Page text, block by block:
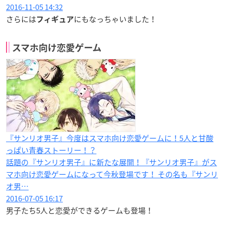
2016-11-05 14:32
さらには フィギュア にもなっちゃいました！
スマホ向け恋愛ゲーム
『サンリオ男子』今度はスマホ向け恋愛ゲームに！5人と甘酸
っぱい青春ストーリー！？
話題の『サンリオ男子』に新たな展開！『サンリオ男子』がス
マホ向け恋愛ゲームになって今秋登場です！ その名も『サンリ
オ男…
2016-07-05 16:17
男子たち5人と恋愛ができるゲームも登場！